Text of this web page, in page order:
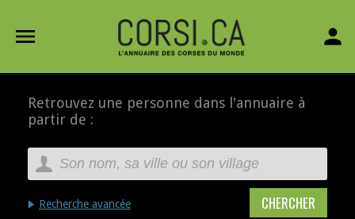
menu person
Retrouvez une personne dans l'annuaire à
partir de :
Recherche avancée